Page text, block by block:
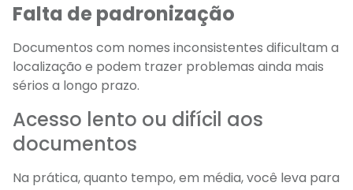
Falta de padronização
Documentos com nomes inconsistentes dificultam a
localização e podem trazer problemas ainda mais
sérios a longo prazo.
Acesso lento ou difícil aos
documentos
Na prática, quanto tempo, em média, você leva para